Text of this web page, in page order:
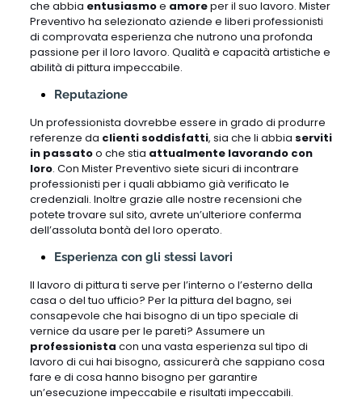
che abbia entusiasmoe amoreper il suo lavoro. Mister
Preventivo ha selezionato aziende e liberi professionisti
di comprovata esperienza che nutrono una profonda
passione per il loro lavoro. Qualità e capacità artistiche e
abilità di pittura impeccabile.
Reputazione
Un professionista dovrebbe essere in grado di produrre
referenze da clienti soddisfatti, sia che li abbia serviti
in passatoo che stia attualmente lavorando con
loro. Con Mister Preventivo siete sicuri di incontrare
professionisti per i quali abbiamo già verificato le
credenziali. Inoltre grazie alle nostre recensioni che
potete trovare sul sito, avrete un’ulteriore conferma
dell’assoluta bontà del loro operato.
Esperienza con gli stessi lavori
Il lavoro di pittura ti serve per l’interno o l’esterno della
casa o del tuo ufficio? Per la pittura del bagno, sei
consapevole che hai bisogno di un tipo speciale di
vernice da usare per le pareti? Assumere un
professionista con una vasta esperienza sul tipo di
lavoro di cui hai bisogno, assicurerà che sappiano cosa
fare e di cosa hanno bisogno per garantire
un’esecuzione impeccabile e risultati impeccabili.